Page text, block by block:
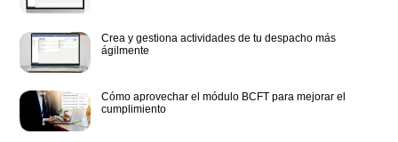
Crea y gestiona actividades de tu despacho más
ágilmente
Cómo aprovechar el módulo BCFT para mejorar el
cumplimiento